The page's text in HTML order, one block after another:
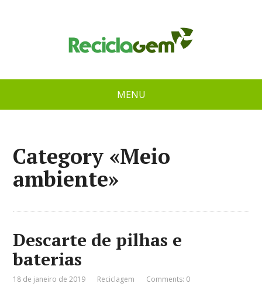
MENU
Category «Meio
ambiente»
Descarte de pilhas e
baterias
18 de janeiro de 2019 Reciclagem Comments: 0